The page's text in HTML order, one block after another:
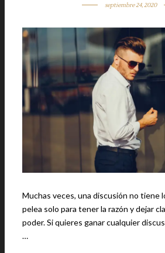
septiembre 24, 2020
Muchas veces, una discusión no tiene
pelea solo para tener la razón y dejar
poder. Si quieres ganar cualquier discusión no debes tener
…